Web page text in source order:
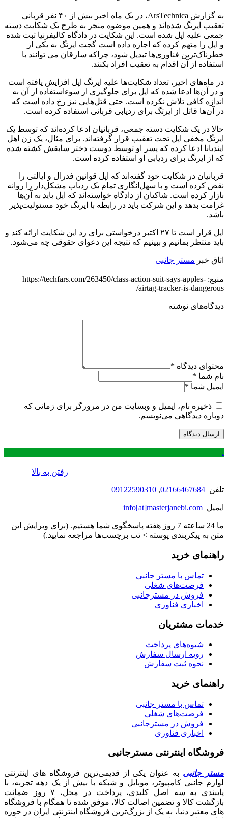
به گزارش ArsTechnica، در یک ماه اخیر بیش از ۴۰ نفر قربانی
تعقیب ایرتگ شده‌اند و همین موضوه منجر به طرح یک شکایت دسته
جمعی علیه اپل شده است. این شکایت در دادگاه کالیفرنیا ثبت شده
و اپل را متهم کرده که اجازه داده است گجت ایرتگ به یکی از
خطرناک‌ترین فناوری‌ها تبدیل شود، چراکه سارقان می توانند با
استفاده از آن اقدام به تعقیب افراد بکنند.
در ماه‌های اخیر، تعداد شکایت‌ها علیه ایرتگ اپل افزایش یافته است
و در آن‌ها ادعا شده که اپل برای جلوگیری از سوء‌استفاده از آن به
اندازه کافی تلاش نکرده است. حتی قتل‌هایی نیز رخ داده است که
در آن‌ها قاتل از ایرتگ برای ردیابی قربانی استفاده کرده است.
حالا در یک شکایت دسته جمعی، قربانیان ادعا کرده‌اند که توسط یک
ایرتگ مخفی اپل تحت تعقیب قرار گرفته‌اند. برای مثال، یک زن اهل
ایندیانا ادعا کرده که پسر او توسط دوست دختر سابقش کشته شده
که از ایرتگ برای ردیابی او استفاده کرده است.
قربانیان در شکایت خود گفته‌اند که اپل قوانین فدرال و ایالتی را
نقض کرده است و با سهل‌انگاری تمام یک ردیاب مشکل‌دار را روانه
بازار کرده است. شاکیان از دادگاه خواسته‌اند که اپل باید به آن‌ها
غرامت بدهد و این شرکت باید در رابطه با ایرتگ خود مسئولیت‌پذیر
باشد.
اپل قرار است تا ۲۷ اکتبر درخواستی برای رد این شکایت ارائه کند و
باید منتظر بمانیم و ببینیم که نتیجه این دعوای حقوقی چه می‌شود.
اتاق خبر مستر جانبی
منبع: https://techfars.com/263450/class-action-suit-says-apples-
airtag-tracker-is-dangerous/
دیدگاه‌های نوشته
محتوای دیدگاه *
نام شما *
ایمیل شما *
ذخیره نام، ایمیل و وبسایت من در مرورگر برای زمانی که
دوباره دیدگاهی می‌نویسم.
.
رفتن به بالا
تلفن 02166467684
,
09122590310
ایمیل info[at]masterjanebi.com
ما 24 ساعته 7 روز هفته پاسخگوی شما هستیم. (برای ویرایش این
متن به پیکربندی پوسته > تب برچسب‌ها مراجعه نمایید.)
راهنمای خرید
تماس با مستر جانبی
فرصت‌های شغلی
فروش در مسترجانبی
اخباری فناوری
خدمات مشتریان
شیوه‌های پرداخت
رویه ارسال سفارش
نحوه ثبت سفارش
راهنمای خرید
تماس با مستر جانبی
فرصت‌های شغلی
فروش در مسترجانبی
اخباری فناوری
فروشگاه اینترنتی مسترجانبی
مستر جانبی به عنوان یکی از قدیمی‌ترین فروشگاه های اینترنتی
لوازم جانبی کامپیوتر، موبایل و شبکه با بیش از یک دهه تجربه، با
پایبندی به سه اصل کلیدی، پرداخت در محل، ۷ روز ضمانت
بازگشت کالا و تضمین اصالت کالا، موفق شده تا همگام با فروشگاه‌
های معتبر دنیا، به یک از بزرگ‌ترین فروشگاه اینترنتی ایران در حوزه